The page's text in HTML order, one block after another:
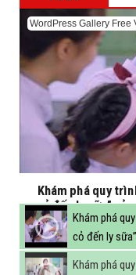
WordPress Gallery Free
Khám phá quy
cỏ đến ly sữa”
Khám phá
cỏ đến ly
Khám phá